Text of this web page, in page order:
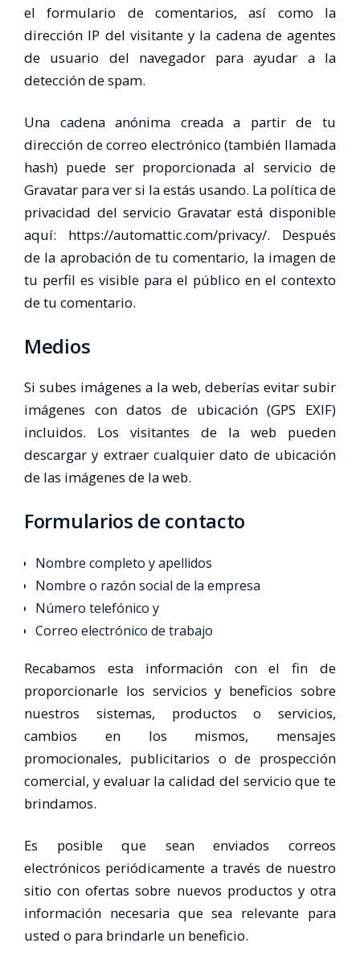
el formulario de comentarios, así como la
dirección IP del visitante y la cadena de agentes
de usuario del navegador para ayudar a la
detección de spam.
Una cadena anónima creada a partir de tu
dirección de correo electrónico (también llamada
hash) puede ser proporcionada al servicio de
Gravatar para ver si la estás usando. La política de
privacidad del servicio Gravatar está disponible
aquí: https://automattic.com/privacy/. Después
de la aprobación de tu comentario, la imagen de
tu perfil es visible para el público en el contexto
de tu comentario.
Medios
Si subes imágenes a la web, deberías evitar subir
imágenes con datos de ubicación (GPS EXIF)
incluidos. Los visitantes de la web pueden
descargar y extraer cualquier dato de ubicación
de las imágenes de la web.
Formularios de contacto
Nombre completo y apellidos
Nombre o razón social de la empresa
Número telefónico y
Correo electrónico de trabajo
Recabamos esta información con el fin de
proporcionarle los servicios y beneficios sobre
nuestros sistemas, productos o servicios,
cambios en los mismos, mensajes
promocionales, publicitarios o de prospección
comercial, y evaluar la calidad del servicio que te
brindamos.
Es posible que sean enviados correos
electrónicos periódicamente a través de nuestro
sitio con ofertas sobre nuevos productos y otra
información necesaria que sea relevante para
usted o para brindarle un beneficio.